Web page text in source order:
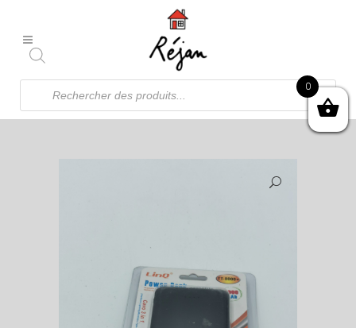
Recherche
produits
0